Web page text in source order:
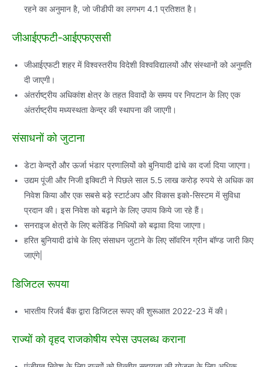
रहने का अनुमान है, जो जीडीपी का लगभग 4.1 प्रतिशत है।
जीआईएफटी-आईएफएससी
जीआईएफटी शहर में विश्‍वस्‍तरीय विदेशी विश्‍वविद्यालयों और संस्‍थानों को अनुमति
दी जाएगी।
अंतर्राष्‍ट्रीय अधिकांश क्षेत्र के तहत विवादों के समय पर निपटान के लिए एक
अंतर्राष्‍ट्रीय मध्‍यस्‍थता केन्‍द्र की स्‍थापना की जाएगी।
संसाधनों को जुटाना
डेटा केन्‍द्रों और ऊर्जा भंडार प्रणालियों को बुनियादी ढांचे का दर्जा दिया जाएगा।
उद्यम पूंजी और निजी इक्विटी ने पिछले साल 5.5 लाख करोड़ रुपये से अधिक का
निवेश किया और एक सबसे बड़े स्‍टार्टअप और विकास इको-सिस्‍टम में सुविधा
प्रदान की। इस निवेश को बढ़ाने के लिए उपाय किये जा रहे हैं।
सनराइज क्षेत्रों के लिए बलेंडिंड निधियों को बढ़ावा दिया जाएगा।
हरित बुनियादी ढांचे के लिए संसाधन जुटाने के लिए सॉवरिन ग्रीन बॉण्‍ड जारी किए
जाएंगे|
डिजिटल रूपया
भारतीय रिजर्व बैंक द्वारा डिजिटल रूपए की शुरूआत 2022-23 में की।
राज्‍यों को वृहद राजकोषीय स्‍पेस उपलब्‍ध कराना